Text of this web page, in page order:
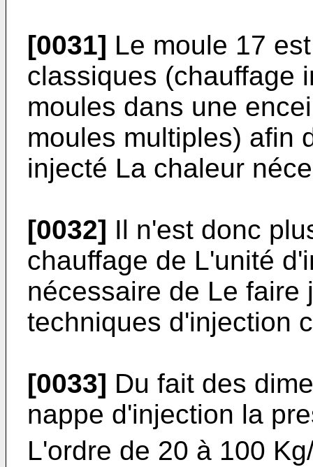
[0031] Le moule 17
classiques (chauffage
moules dans une
moules multiples) afin
injecté La chaleur
[0032] Il n'est donc
chauffage de L'unité
nécessaire de Le faire
techniques d'injection
[0033] Du fait des
nappe d'injection la
L'ordre de 20 à 100